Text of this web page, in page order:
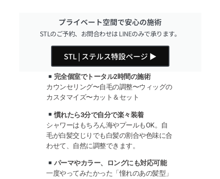
プライベート空間で安心の施術
STLのご予約、お問合わせは LINEのみで承ります。
STL | ステルス特設ページ ▶︎
完全個室でトータル2時間の施術
カウンセリング〜自毛の調整〜ウィッグの
カスタマイズ〜カット＆セット
慣れたら3分で自分で楽々装着
シャワーはもちろん海やプールもOK。自
毛が白髪交じりでも白髪の割合や色味に合
わせて、自然に調整できます。
パーマやカラー、ロングにも対応可能
一度やってみたかった「憧れのあの髪型」